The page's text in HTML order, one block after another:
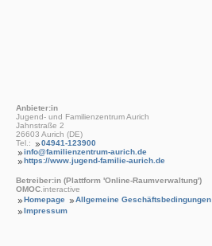
Anbieter:in
Jugend- und Familienzentrum Aurich
Jahnstraße 2
26603 Aurich (DE)
Tel.:
04941-123900
info@familienzentrum-aurich.de
https://www.jugend-familie-aurich.de
Betreiber:in (Plattform 'Online-Raumverwaltung')
OMOC .interactive
Homepage
Allgemeine Geschäftsbedingungen
Impressum